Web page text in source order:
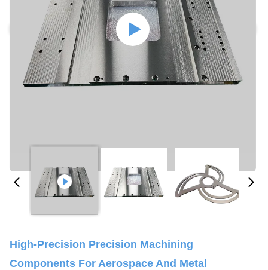
High-Precision Precision Machining
Components For Aerospace And Metal